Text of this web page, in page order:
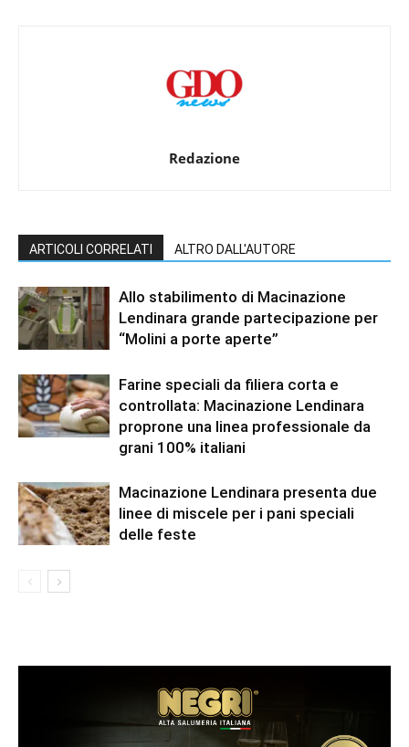
Redazione
ARTICOLI CORRELATI ALTRO DALL'AUTORE
Allo stabilimento di Macinazione
Lendinara grande partecipazione per
“Molini a porte aperte”
Farine speciali da filiera corta e
controllata: Macinazione Lendinara
proprone una linea professionale da
grani 100% italiani
Macinazione Lendinara presenta due
linee di miscele per i pani speciali
delle feste